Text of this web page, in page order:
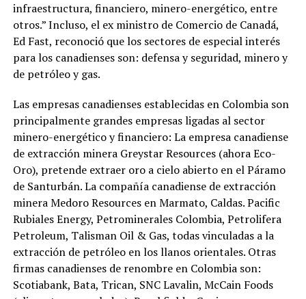
infraestructura, financiero, minero-energético, entre
otros.” Incluso, el ex ministro de Comercio de Canadá,
Ed Fast, reconoció que los sectores de especial interés
para los canadienses son: defensa y seguridad, minero y
de petróleo y gas.
Las empresas canadienses establecidas en Colombia son
principalmente grandes empresas ligadas al sector
minero-energético y financiero: La empresa canadiense
de extracción minera Greystar Resources (ahora Eco-
Oro), pretende extraer oro a cielo abierto en el Páramo
de Santurbán. La compañía canadiense de extracción
minera Medoro Resources en Marmato, Caldas. Pacific
Rubiales Energy, Petrominerales Colombia, Petrolifera
Petroleum, Talisman Oil & Gas, todas vinculadas a la
extracción de petróleo en los llanos orientales. Otras
firmas canadienses de renombre en Colombia son:
Scotiabank, Bata, Trican, SNC Lavalin, McCain Foods